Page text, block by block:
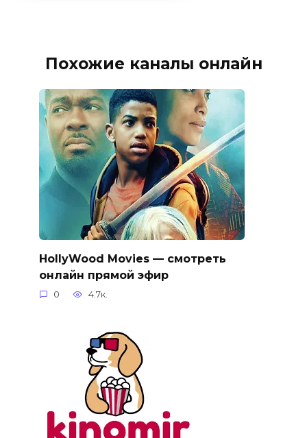
Похожие каналы онлайн
HollyWood Movies — смотреть
онлайн прямой эфир
0 4.7к.